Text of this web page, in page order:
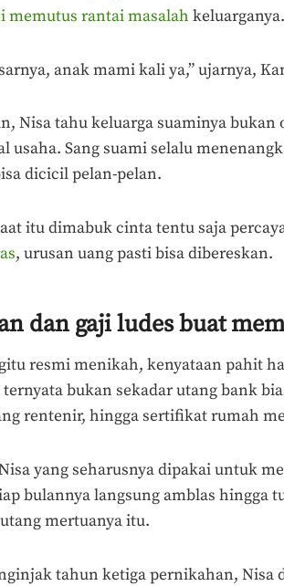
memutus rantai masalah keluarganya.
anak mami kali ya,” ujarnya,
Nisa tahu keluarga suaminya
usaha. Sang suami selalu
dicicil pelan-pelan.
itu dimabuk cinta tentu saja
, urusan uang pasti bisa dibereskan.
dan gaji ludes buat
resmi menikah, kenyataan pahit
ternyata bukan sekadar utang bank
rentenir, hingga sertifikat rumah
yang seharusnya dipakai untuk
bulannya langsung amblas hingga
mertuanya itu.
tahun ketiga pernikahan, Nisa